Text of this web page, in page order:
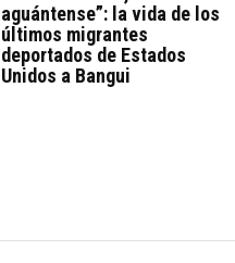
aguántense”: la vida de los
últimos migrantes
deportados de Estados
Unidos a Bangui